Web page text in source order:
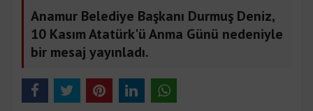
Anamur Belediye Başkanı Durmuş Deniz,
10 Kasım Atatürk'ü Anma Günü nedeniyle
bir mesaj yayınladı.